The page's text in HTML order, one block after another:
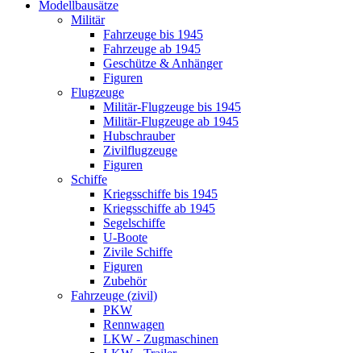
Modellbausätze
Militär
Fahrzeuge bis 1945
Fahrzeuge ab 1945
Geschütze & Anhänger
Figuren
Flugzeuge
Militär-Flugzeuge bis 1945
Militär-Flugzeuge ab 1945
Hubschrauber
Zivilflugzeuge
Figuren
Schiffe
Kriegsschiffe bis 1945
Kriegsschiffe ab 1945
Segelschiffe
U-Boote
Zivile Schiffe
Figuren
Zubehör
Fahrzeuge (zivil)
PKW
Rennwagen
LKW - Zugmaschinen